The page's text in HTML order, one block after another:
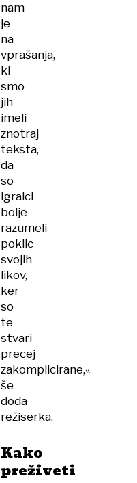
nam
je
na
vprašanja,
ki
smo
jih
imeli
znotraj
teksta,
da
so
igralci
bolje
razumeli
poklic
svojih
likov,
ker
so
te
stvari
precej
zakomplicirane,«
še
doda
režiserka.
Kako
preživeti